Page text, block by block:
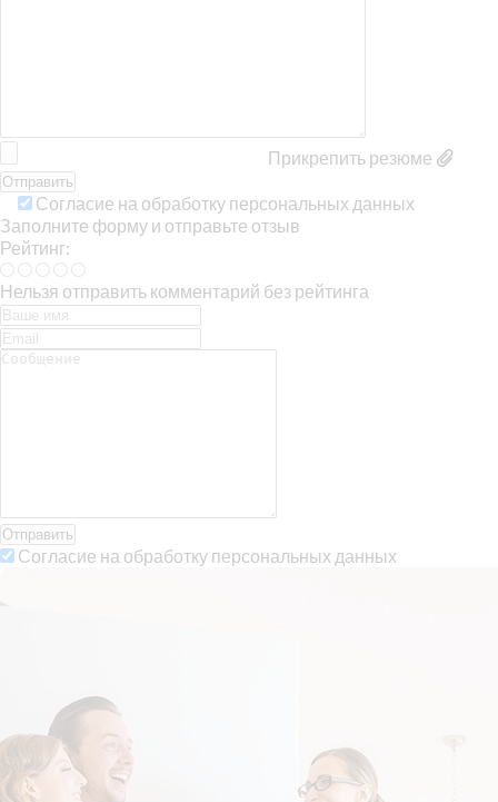
Прикрепить резюме
Согласие на обработку персональных данных
Заполните форму и отправьте отзыв
Рейтинг:
Нельзя отправить комментарий без рейтинга
Отправить
Согласие на обработку персональных данных